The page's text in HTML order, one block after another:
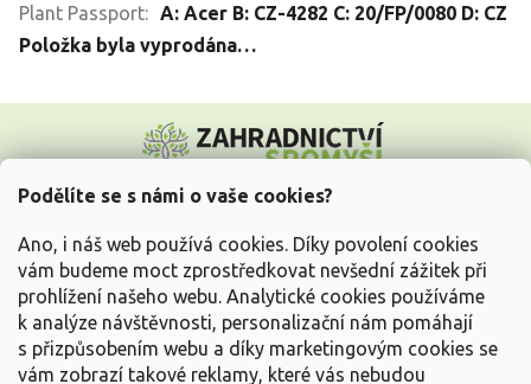
Podělíte se s námi o vaše cookies?
Ano, i náš web používá cookies. Díky povolení cookies
vám budeme moct zprostředkovat nevšední zážitek při
prohlížení našeho webu. Analytické cookies používáme
k analýze návštěvnosti, personalizační nám pomáhají
s přizpůsobením webu a díky marketingovým cookies se
vám zobrazí takové reklamy, které vás nebudou
Plant Passport: A: Acer B: CZ-4282 C: 20/FP/0080 D: CZ
Položka byla vyprodána…
p
Vše o nákupu
Informace pro Vás
Kontakujte nás